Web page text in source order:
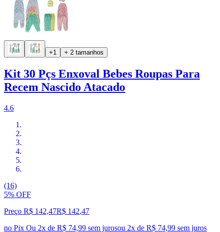
+1 + 2 tamanhos
Kit 30 Pçs Enxoval Bebes Roupas Para
Recem Nascido Atacado
4.6
(16)
5% OFF
Preço R$ 142,47R$ 142,47
no Pix Ou 2x de R$ 74,99 sem jurosou 2x de R$ 74,99 sem juros